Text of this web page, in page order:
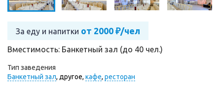
За еду и напитки от 2000 ₽/чел
Вместимость: Банкетный зал (до 40 чел.)
Тип заведения
Банкетный зал, другое, кафе, ресторан